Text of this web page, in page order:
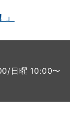
日曜 10:00〜